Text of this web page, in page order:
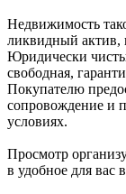
Недвижимость
ликвидный актив,
Юридически
свободная,
Покупателю
сопровождение и
условиях.
Просмотр
в удобное для вас